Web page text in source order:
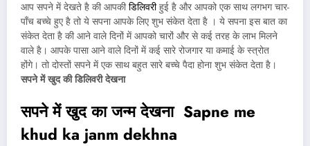
आप सपने में देखते है की आपकीडिलिवरीहुई है और आपको एक साथ लगभग चार-
पाँच बच्चे हुए है तो ये सपना आपके लिए शुभ संकेत देता है । ये सपना इस बात का
संकेत देता है की आने वाले दिनों में आपको चारों और से कई तरह के लाभ मिलने
वाले है। आपके पासा आने वाले दिनों में कई सारे रोजगार या कमाई के स्त्रोत
होंगे। तो दोस्तों सपने में एक साथ बहुत सारे बच्चे पैदा होना शुभ संकेत देता है।
सपने में खुद की डिलिवरी देखना
सपने में खुद का जन्म देखना Sapne me
khud ka janm dekhna